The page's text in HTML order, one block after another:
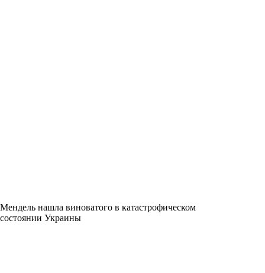
Мендель нашла виноватого в катастрофическом
состоянии Украины